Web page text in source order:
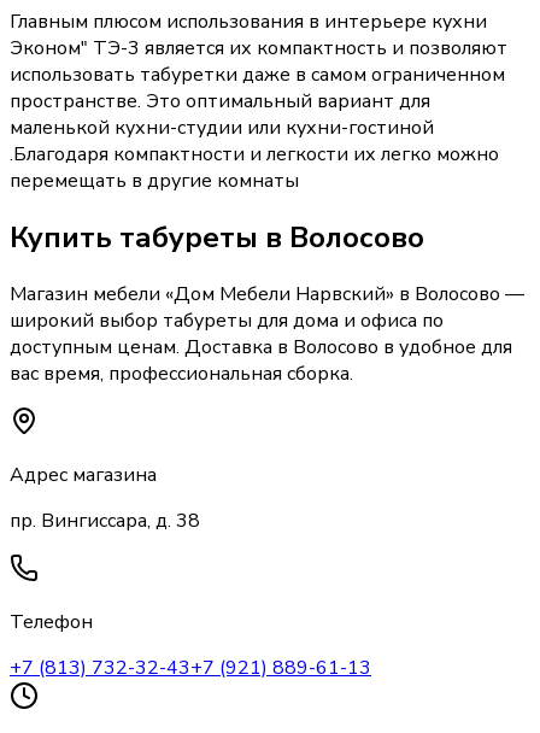
Главным плюсом использования в интерьере кухни
Эконом" ТЭ-3 является их компактность и позволяют
использовать табуретки даже в самом ограниченном
пространстве. Это оптимальный вариант для
маленькой кухни-студии или кухни-гостиной
.Благодаря компактности и легкости их легко можно
перемещать в другие комнаты
Купить табуреты в Волосово
Магазин мебели «Дом Мебели Нарвский» в Волосово —
широкий выбор табуреты для дома и офиса по
доступным ценам. Доставка в Волосово в удобное для
вас время, профессиональная сборка.
Адрес магазина
пр. Вингиссара, д. 38
Телефон
+7 (813) 732-32-43+7 (921) 889-61-13